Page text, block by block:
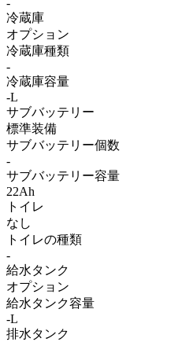
-
冷蔵庫
オプション
冷蔵庫種類
-
冷蔵庫容量
-L
サブバッテリー
標準装備
サブバッテリー個数
-
サブバッテリー容量
22Ah
トイレ
なし
トイレの種類
-
給水タンク
オプション
給水タンク容量
-L
排水タンク